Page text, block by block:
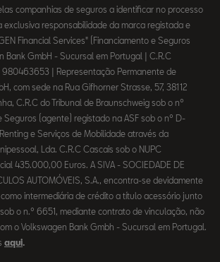
companhias de seguros a identificar no processo
responsabilidade da marca registada e
Financial Services" (Financiamento e Seguros
Bank GmbH - Sucursal em Portugal | C.R.C
980463653 | Representação Permanente de
com sede na Rua Gifhorner Strasse, 57, 38112
C.R.C do Tribunal de Braunschweig sob o nº
Seguros (agente) registado na ASF sob o nº D-
e Serviços de Mobilidade através da
Lda. C.R.C Cascais sob o NUPC
435.000,00 Euros. A SIVA - SOCIEDADE DE
AUTOMÓVEIS, S.A., encontra-se devidamente
intermediária de crédito a título acessório junto
o n.º 6651, mediante contrato de vinculação, não
o Volkswagen Bank Gmbh - Sucursal em Portugal.
aqui.